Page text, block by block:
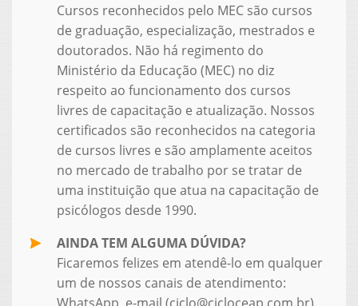
Cursos reconhecidos pelo MEC são cursos
de graduação, especialização, mestrados e
doutorados. Não há regimento do
Ministério da Educação (MEC) no diz
respeito ao funcionamento dos cursos
livres de capacitação e atualização. Nossos
certificados são reconhecidos na categoria
de cursos livres e são amplamente aceitos
no mercado de trabalho por se tratar de
uma instituição que atua na capacitação de
psicólogos desde 1990.
AINDA TEM ALGUMA DÚVIDA?
Ficaremos felizes em atendê-lo em qualquer
um de nossos canais de atendimento: